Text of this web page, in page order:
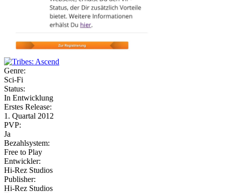
Genre:
Sci-Fi
Status:
In Entwicklung
Erstes Release:
1. Quartal 2012
PVP:
Ja
Bezahlsystem:
Free to Play
Entwickler:
Hi-Rez Studios
Publisher:
Hi-Rez Studios